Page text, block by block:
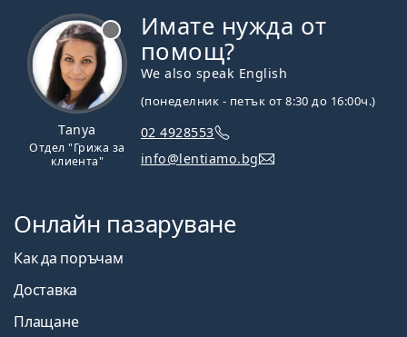
Tanya
Отдел "Грижа за
клиента"
Имате нужда от
помощ?
We also speak English
(понеделник - петък от 8:30 до 16:00ч.)
02 4928553
info@lentiamo.bg
Онлайн пазаруване
Как да поръчам
Доставка
Плащане